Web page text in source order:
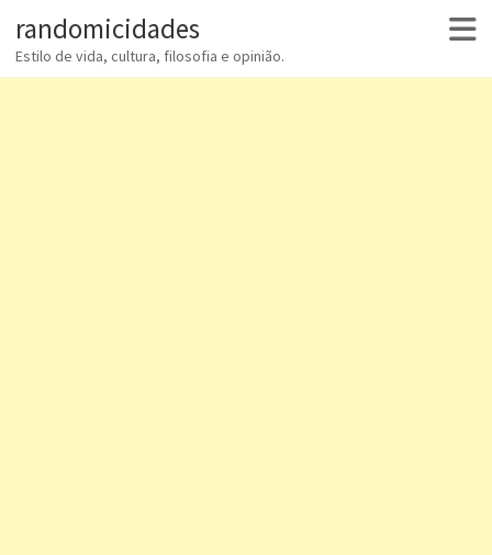
randomicidades
Estilo de vida, cultura, filosofia e opinião.